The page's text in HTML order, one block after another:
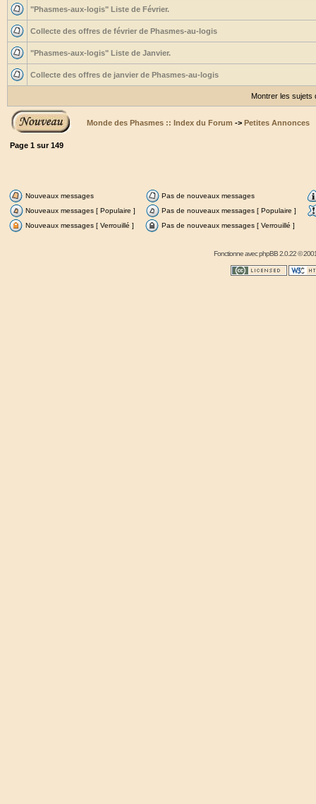
"Phasmes-aux-logis" Liste de Février.
Collecte des offres de février de Phasmes-au-logis
"Phasmes-aux-logis" Liste de Janvier.
Collecte des offres de janvier de Phasmes-au-logis
Montrer les sujets
Monde des Phasmes :: Index du Forum -> Petites Annonces
Page 1 sur149
Nouveaux messages
Pas de nouveaux messages
Nouveaux messages [ Populaire ]
Pas de nouveaux messages [ Populaire ]
Nouveaux messages [ Verrouillé ]
Pas de nouveaux messages [ Verrouillé ]
Fonctionne avecphpBB2.0.22 ©